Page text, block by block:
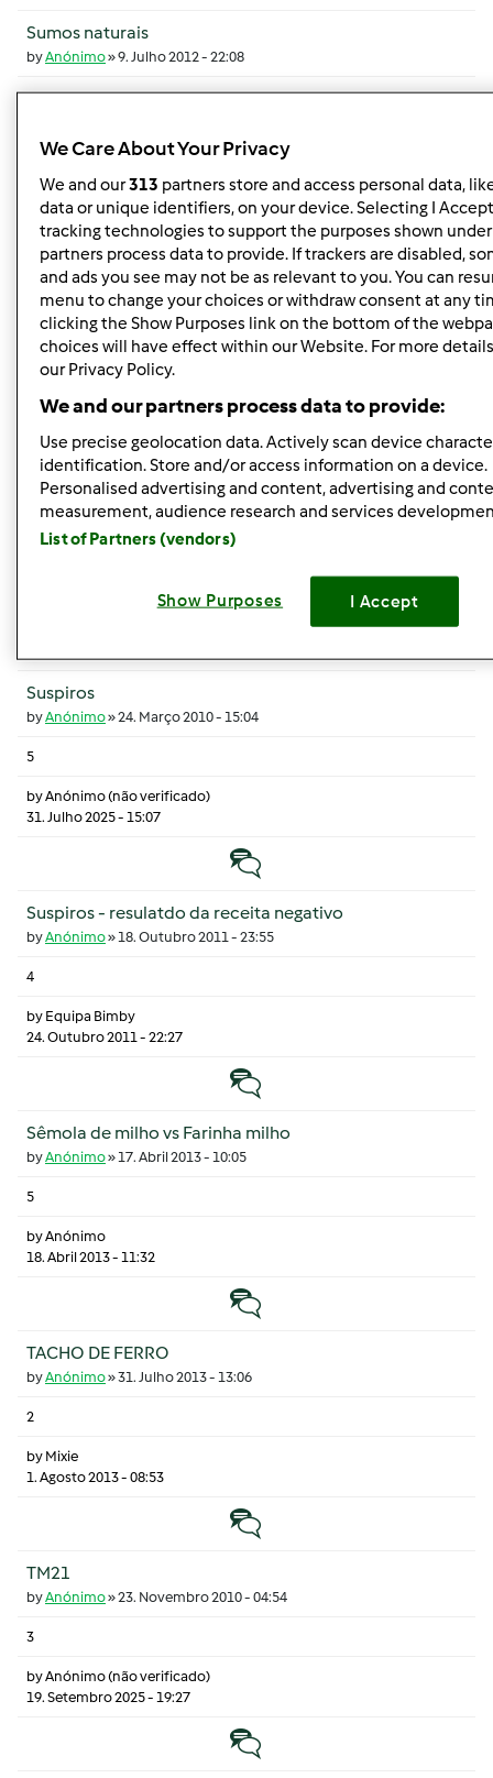
Sumos naturais
byAnónimo»9. Julho 2012 - 22:08
2
10. Julho 2012 - 10:43
Tópico normal
Sumos naturais
byAnónimo»29. Agosto 2012 - 20:10
byAnónimo (não verificado)
19. Setembro 2025 - 14:00
Tópico normal
Suspiros
by Anónimo»21. Dezembro 2011 - 10:28
26. Dezembro 2011 - 22:08
Suspiros
byAnónimo»24. Março 2010 - 15:04
5
byAnónimo (não verificado)
31. Julho 2025 - 15:07
Tópico normal
Suspiros - resulatdo da receita negativo
byAnónimo»18. Outubro 2011 - 23:55
4
by Equipa Bimby
24. Outubro 2011 - 22:27
Tópico normal
Sêmola de milho vs Farinha milho
byAnónimo»17. Abril 2013 - 10:05
5
byAnónimo
18. Abril 2013 - 11:32
Tópico normal
TACHO DE FERRO
byAnónimo»31. Julho 2013 - 13:06
2
by Mixie
1. Agosto 2013 - 08:53
Tópico normal
TM21
byAnónimo»23. Novembro 2010 - 04:54
3
byAnónimo (não verificado)
19. Setembro 2025 - 19:27
Tópico normal
We Care About Your Privacy
We and our313 partners store and access personal data,
data or unique identifiers, on your device. Selecting I
tracking technologies to support the purposes shown
partners process data to provide. If trackers are disabled,
and ads you see may not be as relevant to you. You can
menu to change your choices or withdraw consent at any
clicking the Show Purposes link on the bottom of the
choices will have effect within our Website. For more
our Privacy Policy.
We and our partners process data to provide:
Use precise geolocation data. Actively scan device
identification. Store and/or access information on a device.
Personalised advertising and content, advertising and
measurement, audience research and services
List of Partners (vendors)
Show Purposes I Accept